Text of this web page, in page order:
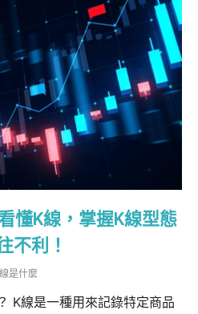
懂K線，掌握K線型態
不利！
是什麼
K線是一種用來記錄特定商品